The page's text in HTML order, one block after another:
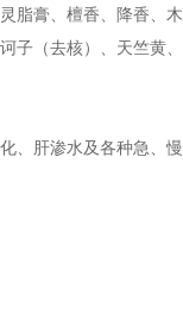
脂膏、檀香、降香、木
子（去核）、天竺黄、
、肝渗水及各种急、慢